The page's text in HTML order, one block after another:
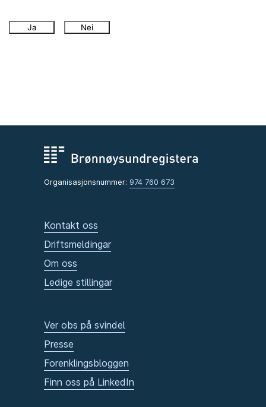
Ja Nei
Organisasjonsnummer: 974 760 673
Kontakt oss
Driftsmeldingar
Om oss
Ledige stillingar
Ver obs på svindel
Presse
Forenklingsbloggen
Finn oss på LinkedIn